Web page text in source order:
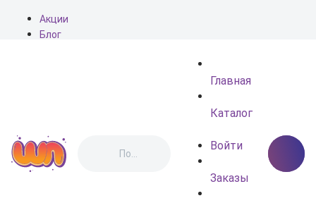
Акции
Блог
Главная
Каталог
Войти
Заказы